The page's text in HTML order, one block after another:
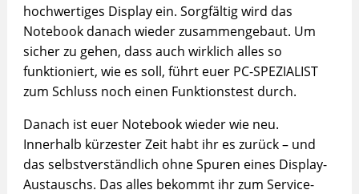
hochwertiges Display ein. Sorgfältig wird das
Notebook danach wieder zusammengebaut. Um
sicher zu gehen, dass auch wirklich alles so
funktioniert, wie es soll, führt euer PC-SPEZIALIST
zum Schluss noch einen Funktionstest durch.
Danach ist euer Notebook wieder wie neu.
Innerhalb kürzester Zeit habt ihr es zurück – und
das selbstverständlich ohne Spuren eines Display-
Austauschs. Das alles bekommt ihr zum Service-